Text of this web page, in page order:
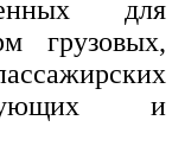
для
грузовых,
и